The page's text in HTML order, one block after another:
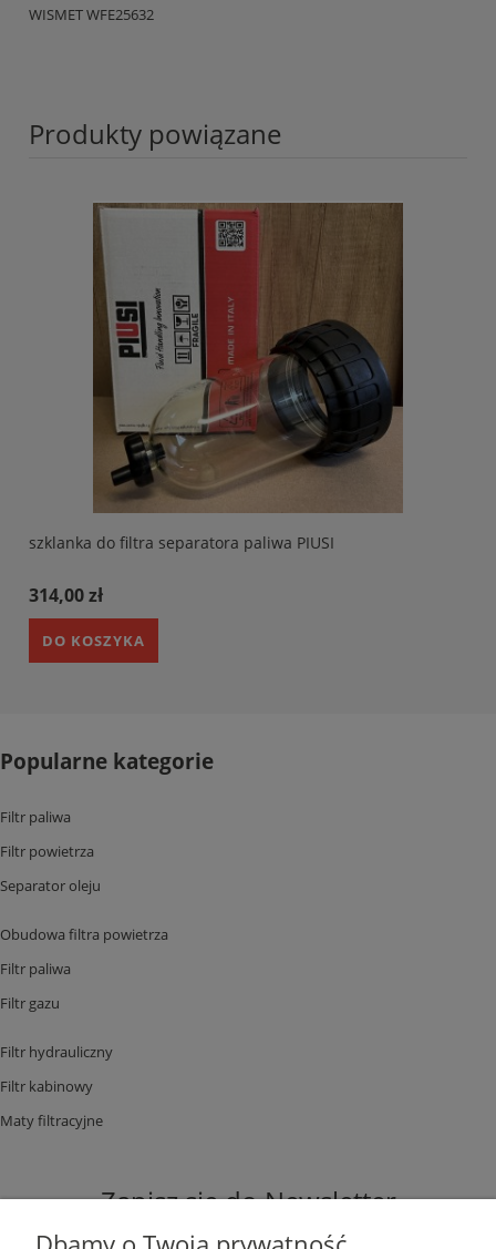
WISMET WFE25632
Produkty powiązane
szklanka do filtra separatora paliwa PIUSI
314,00 zł
DO KOSZYKA
Popularne kategorie
Filtr paliwa
Filtr powietrza
Separator oleju
Obudowa filtra powietrza
Filtr paliwa
Filtr gazu
Filtr hydrauliczny
Filtr kabinowy
Maty filtracyjne
Zapisz się do Newsletter